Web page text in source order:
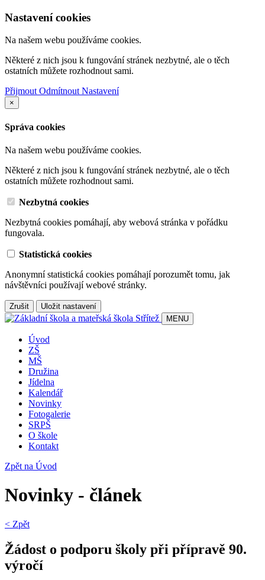
Nastavení cookies
Na našem webu používáme cookies.
Některé z nich jsou k fungování stránek nezbytné, ale o těch
ostatních můžete rozhodnout sami.
PřijmoutOdmítnoutNastavení
×
Správa cookies
Na našem webu používáme cookies.
Některé z nich jsou k fungování stránek nezbytné, ale o těch
ostatních můžete rozhodnout sami.
Nezbytná cookies
Nezbytná cookies pomáhají, aby webová stránka v pořádku
fungovala.
Statistická cookies
Anonymní statistická cookies pomáhají porozumět tomu, jak
návštěvníci používají webové stránky.
Zrušit
Uložit nastavení
MENU
Úvod
ZŠ
MŠ
Družina
Jídelna
Kalendář
Novinky
Fotogalerie
SRPŠ
O škole
Kontakt
Zpět na Úvod
Novinky - článek
< Zpět
Žádost o podporu školy při přípravě 90.
výročí